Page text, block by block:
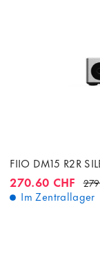
FIIO DM15 R2R
270.60 CHF
Im Zentrallager